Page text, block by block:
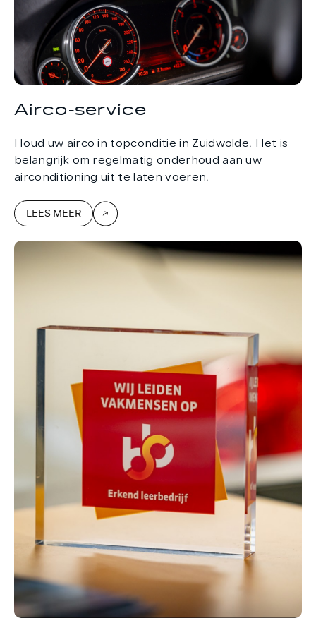
Airco-service
Houd uw airco in topconditie in Zuidwolde. Het is
belangrijk om regelmatig onderhoud aan uw
airconditioning uit te laten voeren.
LEES MEER